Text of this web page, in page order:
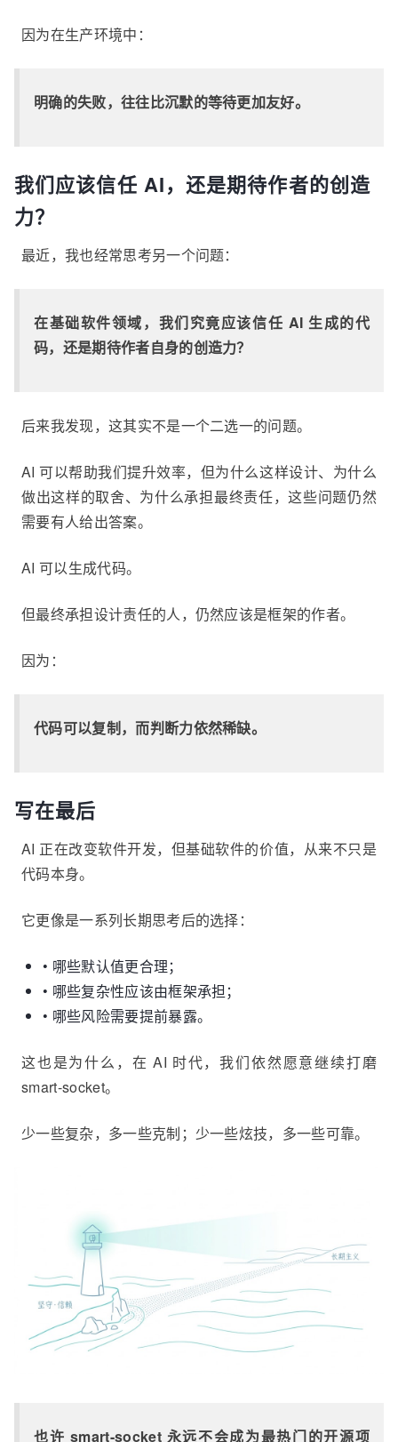
因为在生产环境中：
明确的失败，往往比沉默的等待更加友好。
我们应该信任 AI，还是期待作者的创造
力？
最近，我也经常思考另一个问题：
在基础软件领域，我们究竟应该信任 AI 生成的代
码，还是期待作者自身的创造力？
后来我发现，这其实不是一个二选一的问题。
AI 可以帮助我们提升效率，但为什么这样设计、为什么
做出这样的取舍、为什么承担最终责任，这些问题仍然
需要有人给出答案。
AI 可以生成代码。
但最终承担设计责任的人，仍然应该是框架的作者。
因为：
代码可以复制，而判断力依然稀缺。
写在最后
AI 正在改变软件开发，但基础软件的价值，从来不只是
代码本身。
它更像是一系列长期思考后的选择：
• 哪些默认值更合理；
• 哪些复杂性应该由框架承担；
• 哪些风险需要提前暴露。
这也是为什么，在 AI 时代，我们依然愿意继续打磨
smart-socket。
少一些复杂，多一些克制；少一些炫技，多一些可靠。
也许 smart-socket 永远不会成为最热门的开源项